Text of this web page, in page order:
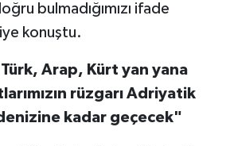
bulmadığımızı ifade
konuştu.
Arap, Kürt yan yana
rüzgarı Adriyatik
kadar geçecek"